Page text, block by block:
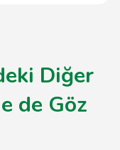
Diğer
de Göz